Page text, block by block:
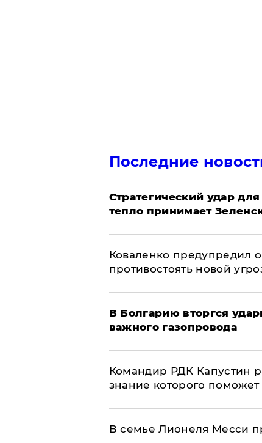
Последние
Стратегический удар
тепло принимает
Коваленко предупредил
противостоять новой
В Болгарию вторгся
важного газопровода
Командир РДК Капустин
знание которого поможет
В семье Лионеля Месси